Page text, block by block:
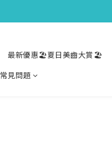
最新優惠🏖️夏日美齒大賞🏖️
常見問題